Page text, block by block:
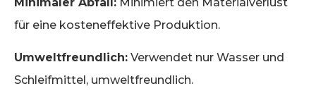
für eine kosteneffektive Produktion.
Umweltfreundlich: Verwendet nur Wasser und
Schleifmittel, umweltfreundlich.